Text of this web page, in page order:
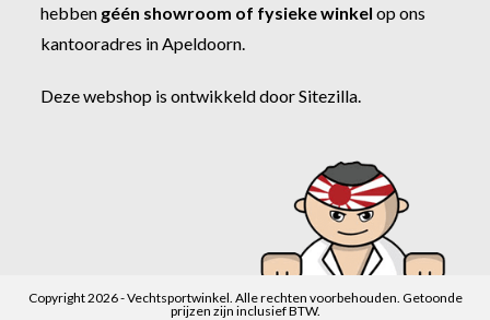
hebben géén showroom of fysieke winkel op ons
kantooradres in Apeldoorn.
Deze webshop is ontwikkeld doorSitezilla
Copyright 2026 - Vechtsportwinkel. Alle rechten voorbehouden. Getoonde
prijzen zijn inclusief BTW.